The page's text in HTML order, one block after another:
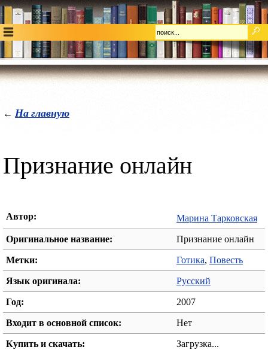
← На главную
Признание онлайн
Автор: Марина Тарковская
Оригинальное название: Признание онлайн
Метки: Готика, Повесть
Язык оригинала: Русский
Год: 2007
Входит в основной список: Нет
Купить и скачать: Загрузка...